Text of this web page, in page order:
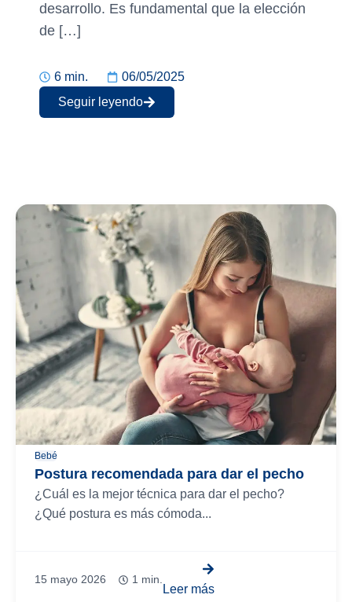
desarrollo. Es fundamental que la elección
de […]
6 min.
06/05/2025
Seguir leyendo
Bebé
Postura recomendada para dar el pecho
¿Cuál es la mejor técnica para dar el pecho?
¿Qué postura es más cómoda...
15 mayo 2026 1 min.
Leer más